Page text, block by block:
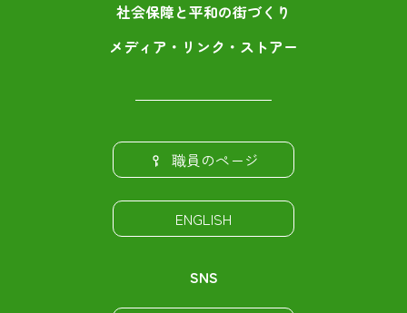
社会保障と平和の街づくり
メディア・リンク・ストアー
職員のページ
ENGLISH
SNS